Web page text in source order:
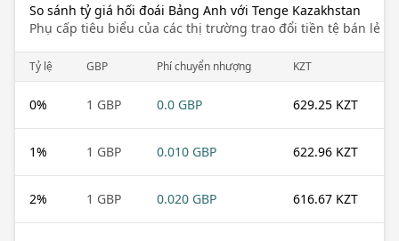
So sánh tỷ giá hối đoái Bảng Anh với Tenge Kazakhstan
Phụ cấp tiêu biểu của các thị trường trao đổi tiền tệ bán lẻ
Tỷ lệ GBP Phí chuyển nhượng KZT
0% 1 GBP 0.0 GBP 629.25 KZT
1% 1 GBP 0.010 GBP 622.96 KZT
2% 1 GBP 0.020 GBP 616.67 KZT